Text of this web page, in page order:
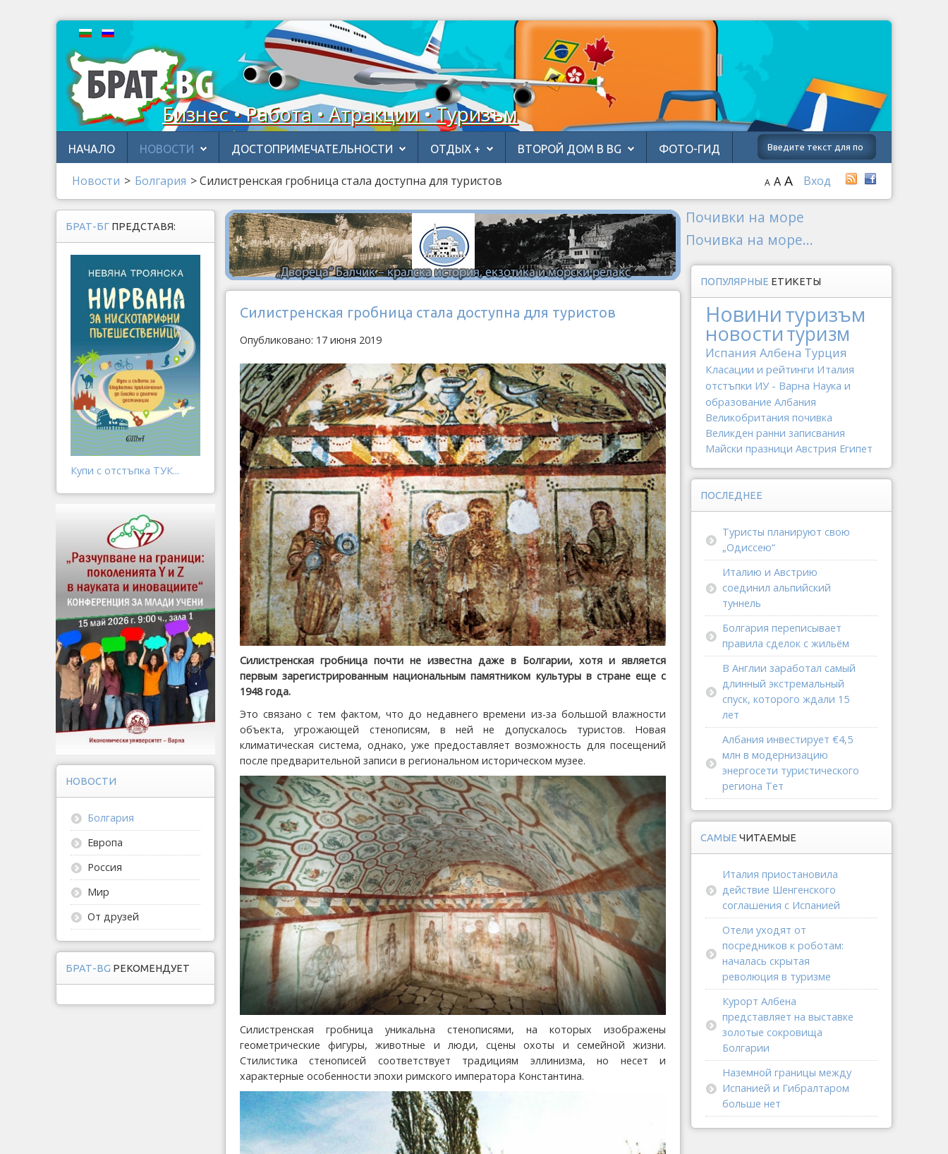
Бизнес • Работа • Атракции • Туризъм
НАЧАЛО НОВОСТИ ДОСТОПРИМЕЧАТЕЛЬНОСТИ ОТДЫХ + ВТОРОЙ ДОМ В BG ФОТО-ГИД
Новости > Бoлгария >Силистренская гробница стала доступна для туристов Вход
A A A
Силистренская гробница стала доступна для туристов
Опубликовано: 17 июня 2019
Силистренская гробница почти не известна даже в Болгарии, хотя и является
первым зарегистрированным национальным памятником культуры в стране еще с
1948 года.
Это связано с тем фактом, что до недавнего времени из-за большой влажности
объекта, угрожающей стенописям, в ней не допускалось туристов. Новая
климатическая система, однако, уже предоставляет возможность для посещений
после предварительной записи в региональном историческом музее.
Силистренская гробница уникальна стенописями, на которых изображены
геометрические фигуры, животные и люди, сцены охоты и семейной жизни.
Стилистика стенописей соответствует традициям эллинизма, но несет и
характерные особенности эпохи римского императора Константина.
БРАТ-БГ ПРЕДСТАВЯ:
Купи с отстъпка ТУК...
НОВОСТИ
Болгария
Европа
Россия
Мир
От друзей
БРАТ-BG РЕКОМЕНДУЕТ
Почивки на море
Почивка на море...
ПОПУЛЯРНЫЕ ЕТИКЕТЫ
Новинитуризъм
новоституризм
Испания Албена Турция
Класации и рейтинги Италия
отстъпки ИУ - Варна Наука и
образование Албания
Великобритания почивка
Великден ранни записвания
Майски празници Австрия Египет
ПОСЛЕДНЕЕ
Туристы планируют свою
„Одиссею“
Италию и Австрию
соединил альпийский
туннель
Болгария переписывает
правила сделок с жильём
В Англии заработал самый
длинный экстремальный
спуск, которого ждали 15
лет
Албания инвестирует €4,5
млн в модернизацию
энергосети туристического
региона Тет
САМЫЕ ЧИТАЕМЫЕ
Италия приостановила
действие Шенгенского
соглашения с Испанией
Отели уходят от
посредников к роботам:
началась скрытая
революция в туризме
Курорт Албена
представляет на выставке
золотые сокровища
Болгарии
Наземной границы между
Испанией и Гибралтаром
больше нет